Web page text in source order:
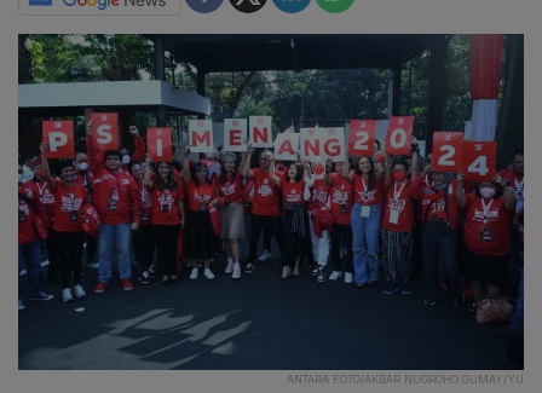
ANTARA FOTO/AKBAR NUGROHO GUMAY/YU